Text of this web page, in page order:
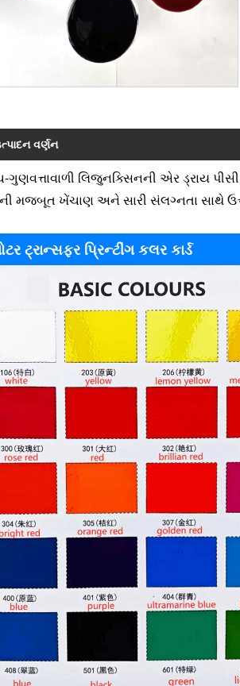
વર્ણન
લિજુનક્સિનની એર ડ્રાય
મજબૂત ખેંચાણ અને સારી સંલગ્નતા સાથે
ટ્રાન્સફર પ્રિન્ટીંગ કલર કાર્ડ